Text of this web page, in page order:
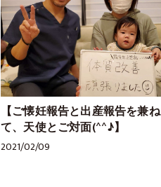
【ご懐妊報告と出産報告を兼ね
て、天使とご対面(^^♪】
2021/02/09